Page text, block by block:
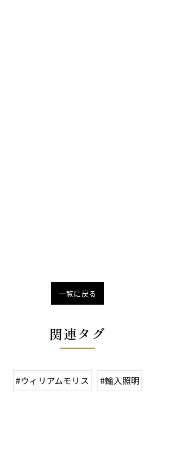
一覧に戻る
関連タグ
#ウィリアムモリス #輸入照明